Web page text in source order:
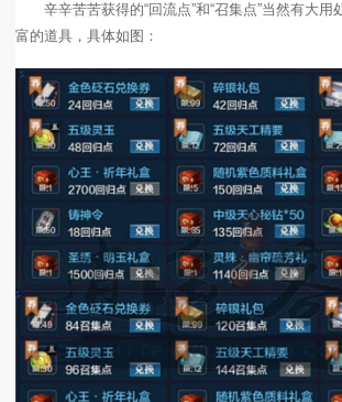
辛辛苦苦获得的“回流点”和“召集点”当然有大用
富的道具，具体如图：